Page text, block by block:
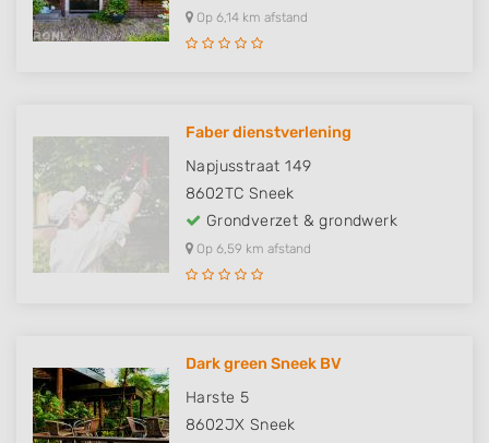
Op 6,14 km afstand
Faber dienstverlening
Napjusstraat 149
8602TC Sneek
Grondverzet & grondwerk
Op 6,59 km afstand
Dark green Sneek BV
Harste 5
8602JX Sneek